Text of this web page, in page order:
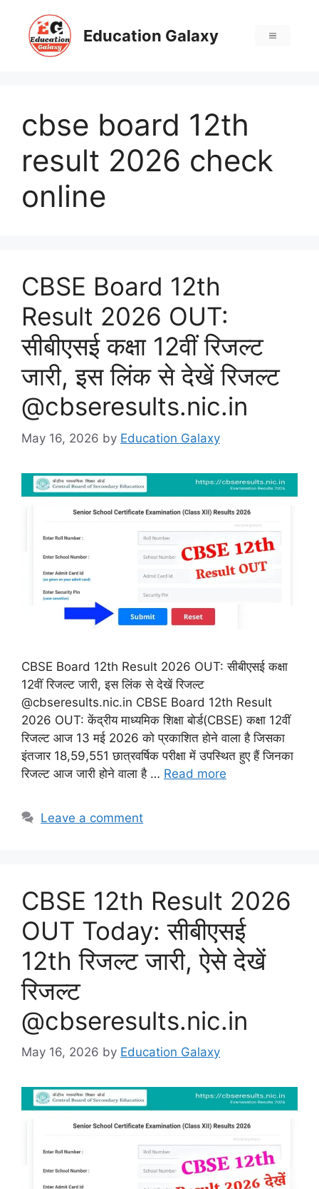
content
Education Galaxy Menu
cbse board 12th
result 2026 check
online
CBSE Board 12th
Result 2026 OUT:
सीबीएसई कक्षा 12वीं रिजल्ट
जारी, इस लिंक से देखें रिजल्ट
@cbseresults.nic.in
May 16, 2026 by Education Galaxy
CBSE Board 12th Result 2026 OUT: सीबीएसई कक्षा
12वीं रिजल्ट जारी, इस लिंक से देखें रिजल्ट
@cbseresults.nic.in CBSE Board 12th Result
2026 OUT: केंद्रीय माध्यमिक शिक्षा बोर्ड(CBSE) कक्षा 12वीं
रिजल्ट आज 13 मई 2026 को प्रकाशित होने वाला है जिसका
इंतजार 18,59,551 छात्रवर्षिक परीक्षा में उपस्थित हुए हैं जिनका
रिजल्ट आज जारी होने वाला है … Read more
Leave a comment
CBSE 12th Result 2026
OUT Today: सीबीएसई
12th रिजल्ट जारी, ऐसे देखें
रिजल्ट
@cbseresults.nic.in
May 16, 2026 by Education Galaxy